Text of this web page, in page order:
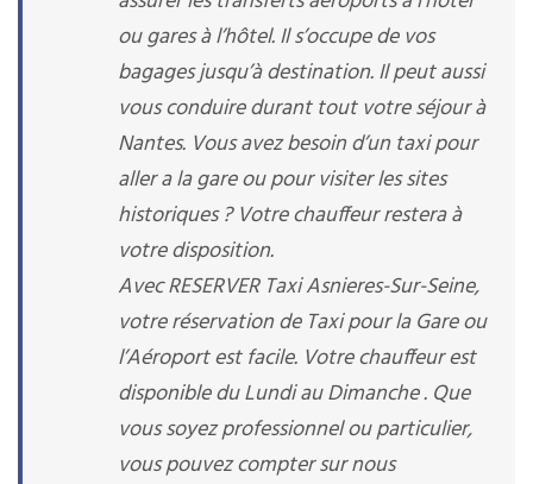
ou gares à l’hôtel. Il s’occupe de vos
bagages jusqu’à destination. Il peut aussi
vous conduire durant tout votre séjour à
Nantes. Vous avez besoin d’un taxi pour
aller a la gare ou pour visiter les sites
historiques ? Votre chauffeur restera à
votre disposition.
Avec RESERVER Taxi Asnieres-Sur-Seine,
votre réservation de Taxi pour la Gare ou
l’Aéroport est facile. Votre chauffeur est
disponible du Lundi au Dimanche . Que
vous soyez professionnel ou particulier,
vous pouvez compter sur nous